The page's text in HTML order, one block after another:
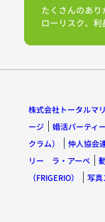
株式会社トータルマ
ージ
婚活パーティ
クラム）
仲人協会
リー ラ・アーペ
（FRIGERIO）
写